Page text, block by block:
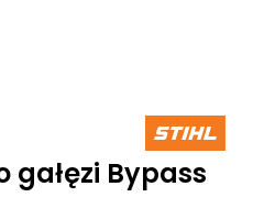
gałęzi Bypass